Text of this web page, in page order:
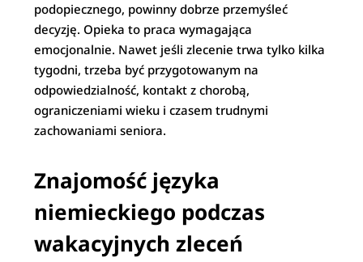
podopiecznego, powinny dobrze przemyśleć
decyzję. Opieka to praca wymagająca
emocjonalnie. Nawet jeśli zlecenie trwa tylko kilka
tygodni, trzeba być przygotowanym na
odpowiedzialność, kontakt z chorobą,
ograniczeniami wieku i czasem trudnymi
zachowaniami seniora.
Znajomość języka
niemieckiego podczas
wakacyjnych zleceń